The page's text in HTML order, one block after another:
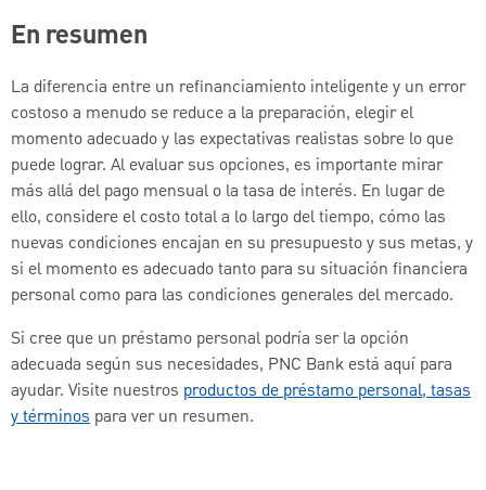
En resumen
La diferencia entre un refinanciamiento inteligente y un error
costoso a menudo se reduce a la preparación, elegir el
momento adecuado y las expectativas realistas sobre lo que
puede lograr. Al evaluar sus opciones, es importante mirar
más allá del pago mensual o la tasa de interés. En lugar de
ello, considere el costo total a lo largo del tiempo, cómo las
nuevas condiciones encajan en su presupuesto y sus metas, y
si el momento es adecuado tanto para su situación financiera
personal como para las condiciones generales del mercado.
Si cree que un préstamo personal podría ser la opción
adecuada según sus necesidades, PNC Bank está aquí para
ayudar. Visite nuestros productos de préstamo personal, tasas
y términos para ver un resumen.